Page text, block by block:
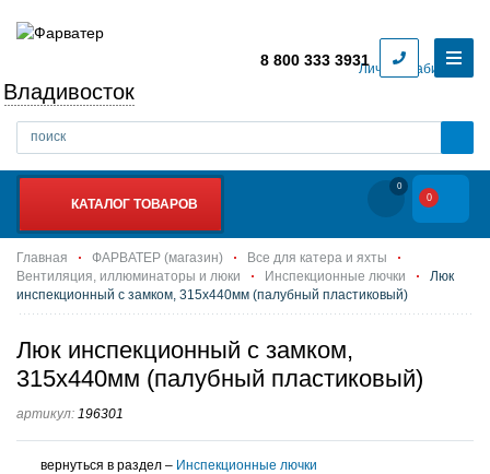
Личный кабинет
Владивосток
8 800 333 3931
КАТАЛОГ ТОВАРОВ
0
0
Главная ФАРВАТЕР (магазин)
Все для катера и яхты
Вентиляция, иллюминаторы и люки
Инспекционные лючки
Люк
инспекционный с замком, 315x440мм (палубный пластиковый)
Люк инспекционный с замком,
315x440мм (палубный пластиковый)
артикул: 196301
вернуться в раздел – Инспекционные лючки